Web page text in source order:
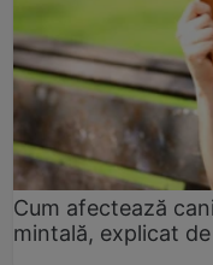
Cum afectează
mintală, explicat